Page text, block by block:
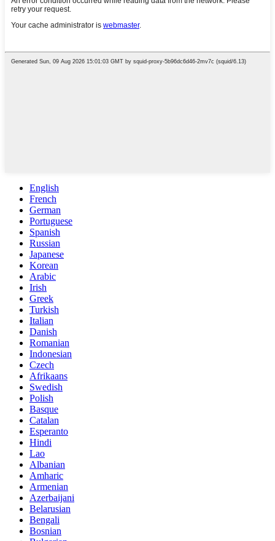
English
French
German
Portuguese
Spanish
Russian
Japanese
Korean
Arabic
Irish
Greek
Turkish
Italian
Danish
Romanian
Indonesian
Czech
Afrikaans
Swedish
Polish
Basque
Catalan
Esperanto
Hindi
Lao
Albanian
Amharic
Armenian
Azerbaijani
Belarusian
Bengali
Bosnian